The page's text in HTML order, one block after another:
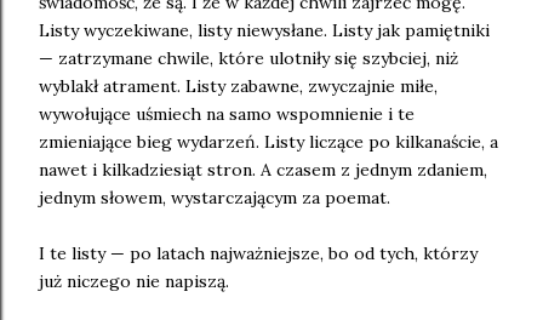
Listy wyczekiwane, listy niewysłane. Listy jak pamiętniki
— zatrzymane chwile, które ulotniły się szybciej, niż
wyblakł atrament. Listy zabawne, zwyczajnie miłe,
wywołujące uśmiech na samo wspomnienie i te
zmieniające bieg wydarzeń. Listy liczące po kilkanaście, a
nawet i kilkadziesiąt stron. A czasem z jednym zdaniem,
jednym słowem, wystarczającym za poemat.
I te listy — po latach najważniejsze, bo od tych, którzy
już niczego nie napiszą.